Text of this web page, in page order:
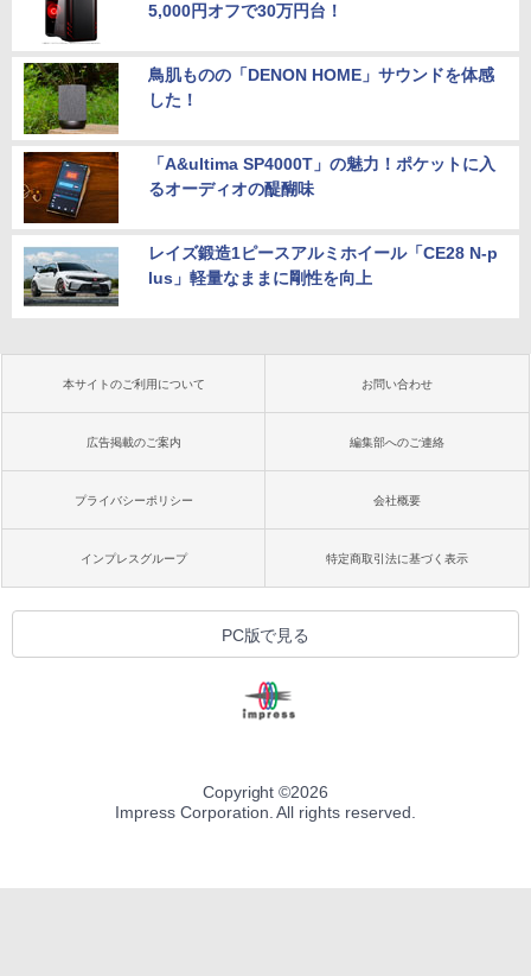
5,000円オフで30万円台！
鳥肌ものの「DENON HOME」サウンドを体感
した！
「A&ultima SP4000T」の魅力！ポケットに入
るオーディオの醍醐味
レイズ鍛造1ピースアルミホイール「CE28 N-p
lus」軽量なままに剛性を向上
本サイトのご利用について お問い合わせ
広告掲載のご案内 編集部へのご連絡
プライバシーポリシー 会社概要
インプレスグループ 特定商取引法に基づく表示
PC版で見る
Copyright ©2026
Impress Corporation. All rights reserved.